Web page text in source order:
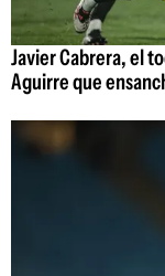
Javier Cabrera, el
Aguirre que